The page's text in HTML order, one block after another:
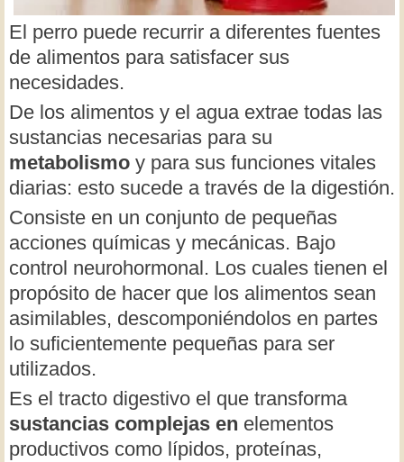
El perro puede recurrir a diferentes fuentes
de alimentos para satisfacer sus
necesidades.
De los alimentos y el agua extrae todas las
sustancias necesarias para su
metabolismo y para sus funciones vitales
diarias: esto sucede a través de la digestión.
Consiste en un conjunto de pequeñas
acciones químicas y mecánicas. Bajo
control neurohormonal. Los cuales tienen el
propósito de hacer que los alimentos sean
asimilables, descomponiéndolos en partes
lo suficientemente pequeñas para ser
utilizados.
Es el tracto digestivo el que transforma
sustancias complejas en elementos
productivos como lípidos, proteínas,